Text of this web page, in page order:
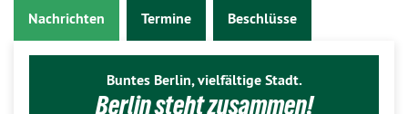
Nachrichten Termine Beschlüsse
Buntes Berlin, vielfältige Stadt.
Berlin steht zusammen!